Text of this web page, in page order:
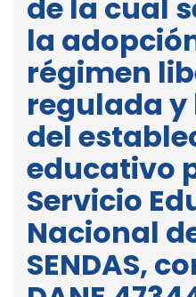
de la cual
la
régimen
regulada
del
educativo
Servicio
Nacional
SENDAS,